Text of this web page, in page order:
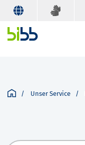
Unser Service